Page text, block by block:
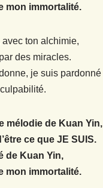
mon immortalité.
ton alchimie,
des miracles.
je suis pardonné
mélodie de Kuan Yin,
ce que JE SUIS.
de Kuan Yin,
mon immortalité.